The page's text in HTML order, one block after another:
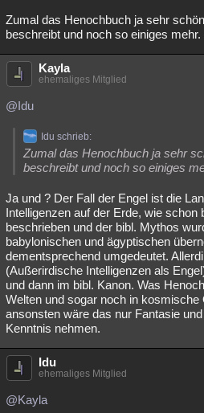
Zumal das Henochbuch ja sehr
beschreibt und noch so einiges mehr.
Kayla
ehemaliges Mitglied
@Idu
Idu schrieb:
Zumal das Henochbuch ja sehr
beschreibt und noch so einiges
Ja und ? Der Fall der Engel ist die
Intelligenzen auf der Erde, wie schon
beschrieben und der bibl. Mythos
babylonischen und ägyptischen
dementsprechend umgedeutet.
(Außerirdische Intelligenzen als
und dann im bibl. Kanon. Was
Welten und sogar noch in kosmische
ansonsten wäre das nur Fantasie
Kenntnis nehmen.
Idu
ehemaliges Mitglied
@Kayla